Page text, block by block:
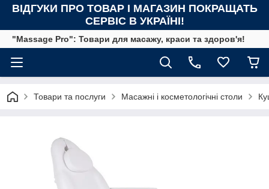
ВІДГУКИ ПРО ТОВАР І МАГАЗИН ПОКРАЩАТЬ
СЕРВІС В УКРАЇНІ!
"Massage Pro": Товари для масажу, краси та здоров'я!
Товари та послуги Масажні і косметологічні столи